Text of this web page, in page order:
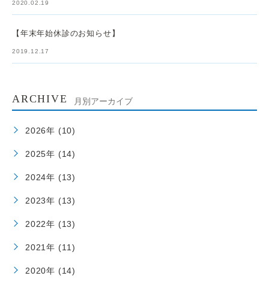
2020.02.19
【年末年始休診のお知らせ】
2019.12.17
ARCHIVE 月別アーカイブ
2026年 (10)
2025年 (14)
2024年 (13)
2023年 (13)
2022年 (13)
2021年 (11)
2020年 (14)